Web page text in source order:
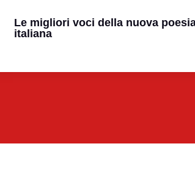
Le migliori voci della nuova
italiana